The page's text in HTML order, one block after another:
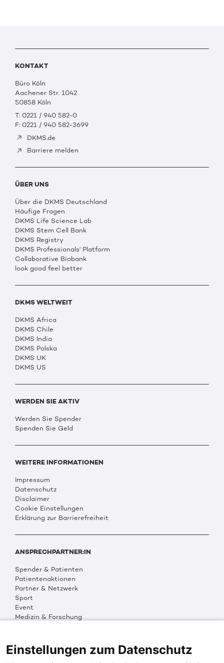
KONTAKT
Büro Köln
Aachener Str. 1042
50858 Köln
T: 0221 / 940 582-0
F: 0221 / 940 582-3699
DKMS.de
Barriere melden
ÜBER UNS
Über die DKMS Deutschland
Häufige Fragen
DKMS Life Science Lab
DKMS Stem Cell Bank
DKMS Registry
DKMS Professionals' Platform
Collaborative Biobank
look good feel better
DKMS WELTWEIT
DKMS Africa
DKMS Chile
DKMS India
DKMS Polska
DKMS UK
DKMS US
WERDEN SIE AKTIV
Werden Sie Spender
Spenden Sie Geld
WEITERE INFORMATIONEN
Impressum
Datenschutz
Disclaimer
Cookie Einstellungen
Erklärung zur Barrierefreiheit
ANSPRECHPARTNER:IN
Spender & Patienten
Patientenaktionen
Partner & Netzwerk
Sport
Event
Medizin & Forschung
Multimedia
Social Media
Einstellungen zum Datenschutz